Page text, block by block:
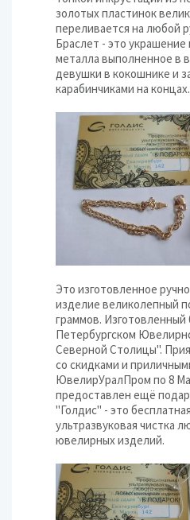
золотых пластинок
переливается на любой
Браслет - это
металла выполненное в
девушки в кокошнике и
карабинчиками на концах.
Это изготовленное
изделие великолепный
граммов. Изготовленный
Петербургском
Северной Столицы".
со скидками и
ЮвелирУралПром по 8
предоставлен ещё
"Голдис" - это
ультразвуковая чистка
ювелирных изделий.